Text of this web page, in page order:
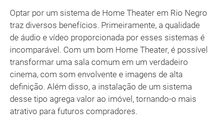
Optar por um sistema de Home Theater em Rio Negro
traz diversos benefícios. Primeiramente, a qualidade
de áudio e vídeo proporcionada por esses sistemas é
incomparável. Com um bom Home Theater, é possível
transformar uma sala comum em um verdadeiro
cinema, com som envolvente e imagens de alta
definição. Além disso, a instalação de um sistema
desse tipo agrega valor ao imóvel, tornando-o mais
atrativo para futuros compradores.